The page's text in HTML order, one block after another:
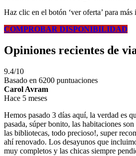
Haz clic en el botón ‘ver oferta’ para
COMPROBAR DISPONIBILIDAD
Opiniones recientes de
9.4/10
Basado en 6200 puntuaciones
Carol Avram
Hace 5 meses
Hemos pasado 3 días aquí, la verdad es
pasada, súper bonito, las habitaciones
las bibliotecas, todo precioso!, super
ahí renovado. Los desayunos que
muy completos y las chicas siempre